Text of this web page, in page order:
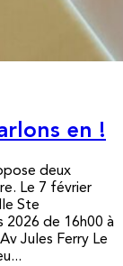
en !
deux
Le 7 février
Ste
2026 de 16h00 à
Jules Ferry Le